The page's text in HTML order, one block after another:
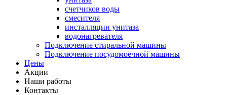
счетчиков воды
смесителя
инсталляции унитаза
водонагревателя
Подключение стиральной машины
Подключение посудомоечной машины
Цены
Акции
Наши работы
Контакты